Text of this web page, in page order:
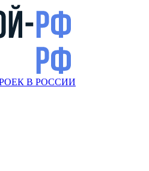
В РОССИИ